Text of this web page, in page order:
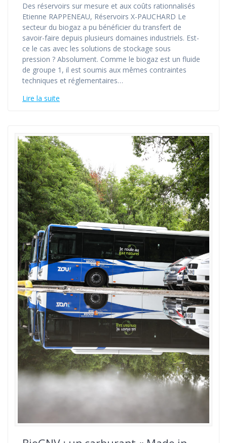
Des réservoirs sur mesure et aux coûts rationnalisés
Etienne RAPPENEAU, Réservoirs X-PAUCHARD Le
secteur du biogaz a pu bénéficier du transfert de
savoir-faire depuis plusieurs domaines industriels. Est-
ce le cas avec les solutions de stockage sous
pression ? Absolument. Comme le biogaz est un fluide
de groupe 1, il est soumis aux mêmes contraintes
techniques et réglementaires…
Lire la suite